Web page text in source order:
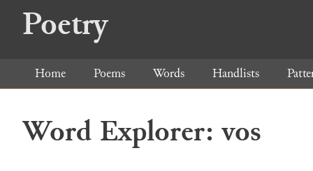
Poetry
Home Poems Words Handlists
Word Explorer: vos